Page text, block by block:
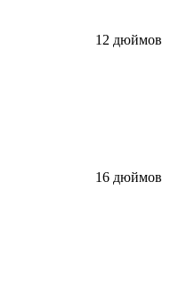
12 дюймов
16 дюймов